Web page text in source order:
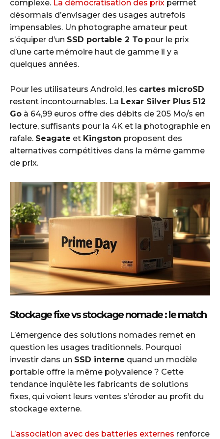
complexe. La démocratisation des prix permet
désormais d’envisager des usages autrefois
impensables. Un photographe amateur peut
s’équiper d’un SSD portable 2 To pour le prix
d’une carte mémoire haut de gamme il y a
quelques années.
Pour les utilisateurs Android, les cartes microSD
restent incontournables. La Lexar Silver Plus 512
Go à 64,99 euros offre des débits de 205 Mo/s en
lecture, suffisants pour la 4K et la photographie en
rafale. Seagate et Kingston proposent des
alternatives compétitives dans la même gamme
de prix.
Stockage fixe vs stockage nomade : le match
L’émergence des solutions nomades remet en
question les usages traditionnels. Pourquoi
investir dans un SSD interne quand un modèle
portable offre la même polyvalence ? Cette
tendance inquiète les fabricants de solutions
fixes, qui voient leurs ventes s’éroder au profit du
stockage externe.
L’association avec des batteries externes renforce